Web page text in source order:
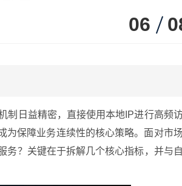
06
制日益精密，直接使用本地IP进行高频
为保障业务连续性的核心策略。面对市场
务？关键在于拆解几个核心指标，并与自